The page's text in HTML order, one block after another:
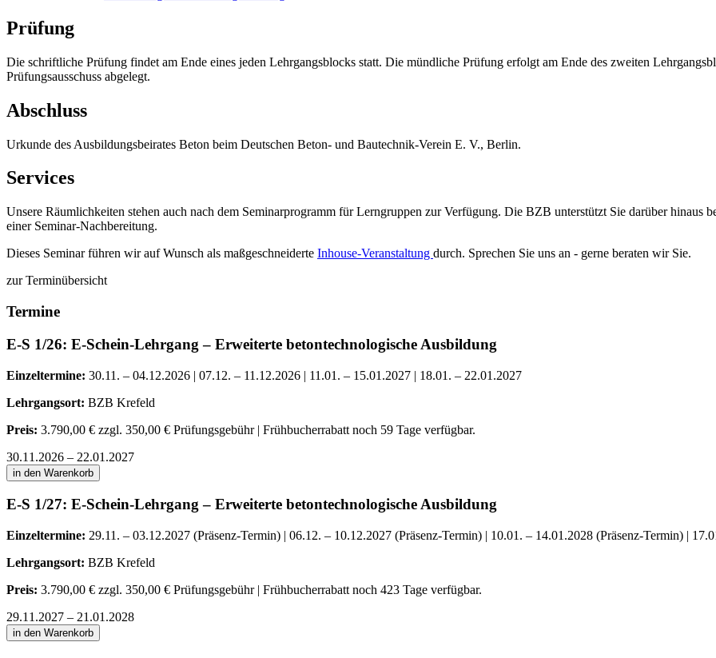
Prüfung
Die schriftliche Prüfung findet am Ende eines jeden Lehrgangsblocks statt. Die mündliche Prüfung erfolgt am Ende des zweiten
Prüfungsausschuss abgelegt.
Abschluss
Urkunde des Ausbildungsbeirates Beton beim Deutschen Beton- und Bautechnik-Verein E. V., Berlin.
Services
Unsere Räumlichkeiten stehen auch nach dem Seminarprogramm für Lerngruppen zur Verfügung. Die BZB unterstützt Sie darüber hinaus
einer Seminar-Nachbereitung.
Dieses Seminar führen wir auf Wunsch als maßgeschneiderte Inhouse-Veranstaltung durch. Sprechen Sie uns an - gerne beraten wir Sie.
zur Terminübersicht
Termine
E-S 1/26: E-Schein-Lehrgang – Erweiterte betontechnologische Ausbildung
Einzeltermine: 30.11. – 04.12.2026 | 07.12. – 11.12.2026 | 11.01. – 15.01.2027 | 18.01. – 22.01.2027
Lehrgangsort: BZB Krefeld
Preis: 3.790,00 € zzgl. 350,00 € Prüfungsgebühr | Frühbucherrabatt noch 59 Tage verfügbar.
30.11.2026 – 22.01.2027
in den Warenkorb
E-S 1/27: E-Schein-Lehrgang – Erweiterte betontechnologische Ausbildung
Einzeltermine: 29.11. – 03.12.2027 (Präsenz-Termin) | 06.12. – 10.12.2027 (Präsenz-Termin) | 10.01. – 14.01.2028 (Präsenz-Termin) |
Lehrgangsort: BZB Krefeld
Preis: 3.790,00 € zzgl. 350,00 € Prüfungsgebühr | Frühbucherrabatt noch 423 Tage verfügbar.
29.11.2027 – 21.01.2028
in den Warenkorb